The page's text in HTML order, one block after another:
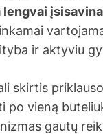
ir aktyviu
skirtis
po vieną
gautų